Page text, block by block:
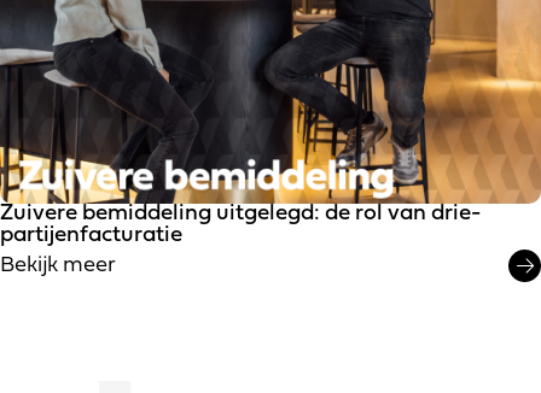
Zuivere bemiddeling uitgelegd: de rol van drie-
partijenfacturatie
Bekijk meer